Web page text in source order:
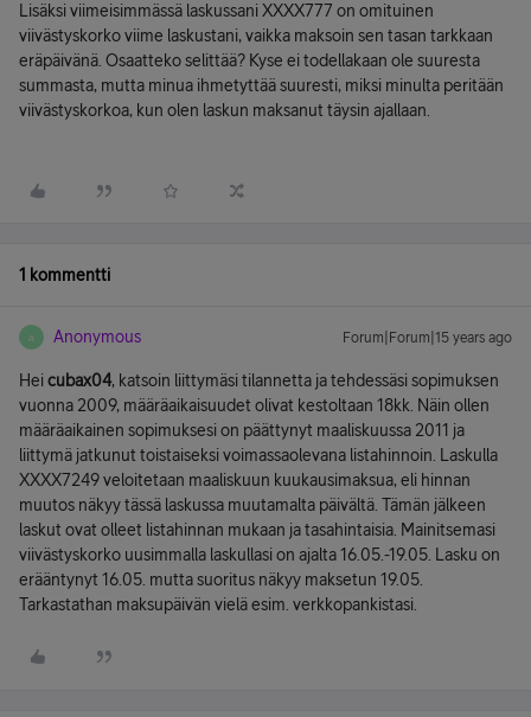
Lisäksi viimeisimmässä laskussani XXXX777 on omituinen
viivästyskorko viime laskustani, vaikka maksoin sen tasan tarkkaan
eräpäivänä. Osaatteko selittää? Kyse ei todellakaan ole suuresta
summasta, mutta minua ihmetyttää suuresti, miksi minulta peritään
viivästyskorkoa, kun olen laskun maksanut täysin ajallaan.
1 kommentti
A Anonymous Forum|Forum|15 years ago
Heicubax04, katsoin liittymäsi tilannetta ja tehdessäsi sopimuksen
vuonna 2009, määräaikaisuudet olivat kestoltaan 18kk. Näin ollen
määräaikainen sopimuksesi on päättynyt maaliskuussa 2011 ja
liittymä jatkunut toistaiseksi voimassaolevana listahinnoin. Laskulla
XXXX7249 veloitetaan maaliskuun kuukausimaksua, eli hinnan
muutos näkyy tässä laskussa muutamalta päivältä. Tämän jälkeen
laskut ovat olleet listahinnan mukaan ja tasahintaisia. Mainitsemasi
viivästyskorko uusimmalla laskullasi on ajalta 16.05.-19.05. Lasku on
erääntynyt 16.05. mutta suoritus näkyy maksetun 19.05.
Tarkastathan maksupäivän vielä esim. verkkopankistasi.